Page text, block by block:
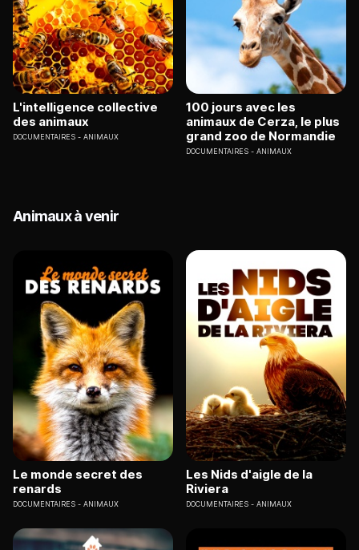
L'intelligence collective
des animaux
DOCUMENTAIRES ANIMAUX
100 jours avec les
animaux de Cerza, le plus
grand zoo de Normandie
DOCUMENTAIRES ANIMAUX
Animaux à venir
Le monde secret des
renards
DOCUMENTAIRES ANIMAUX
Les Nids d'aigle de la
Riviera
DOCUMENTAIRES ANIMAUX